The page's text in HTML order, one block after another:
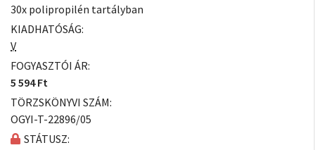
30x polipropilén tartályban
KIADHATÓSÁG:
V
FOGYASZTÓI ÁR:
5 594 Ft
TÖRZSKÖNYVI SZÁM:
OGYI-T-22896/05
STÁTUSZ: